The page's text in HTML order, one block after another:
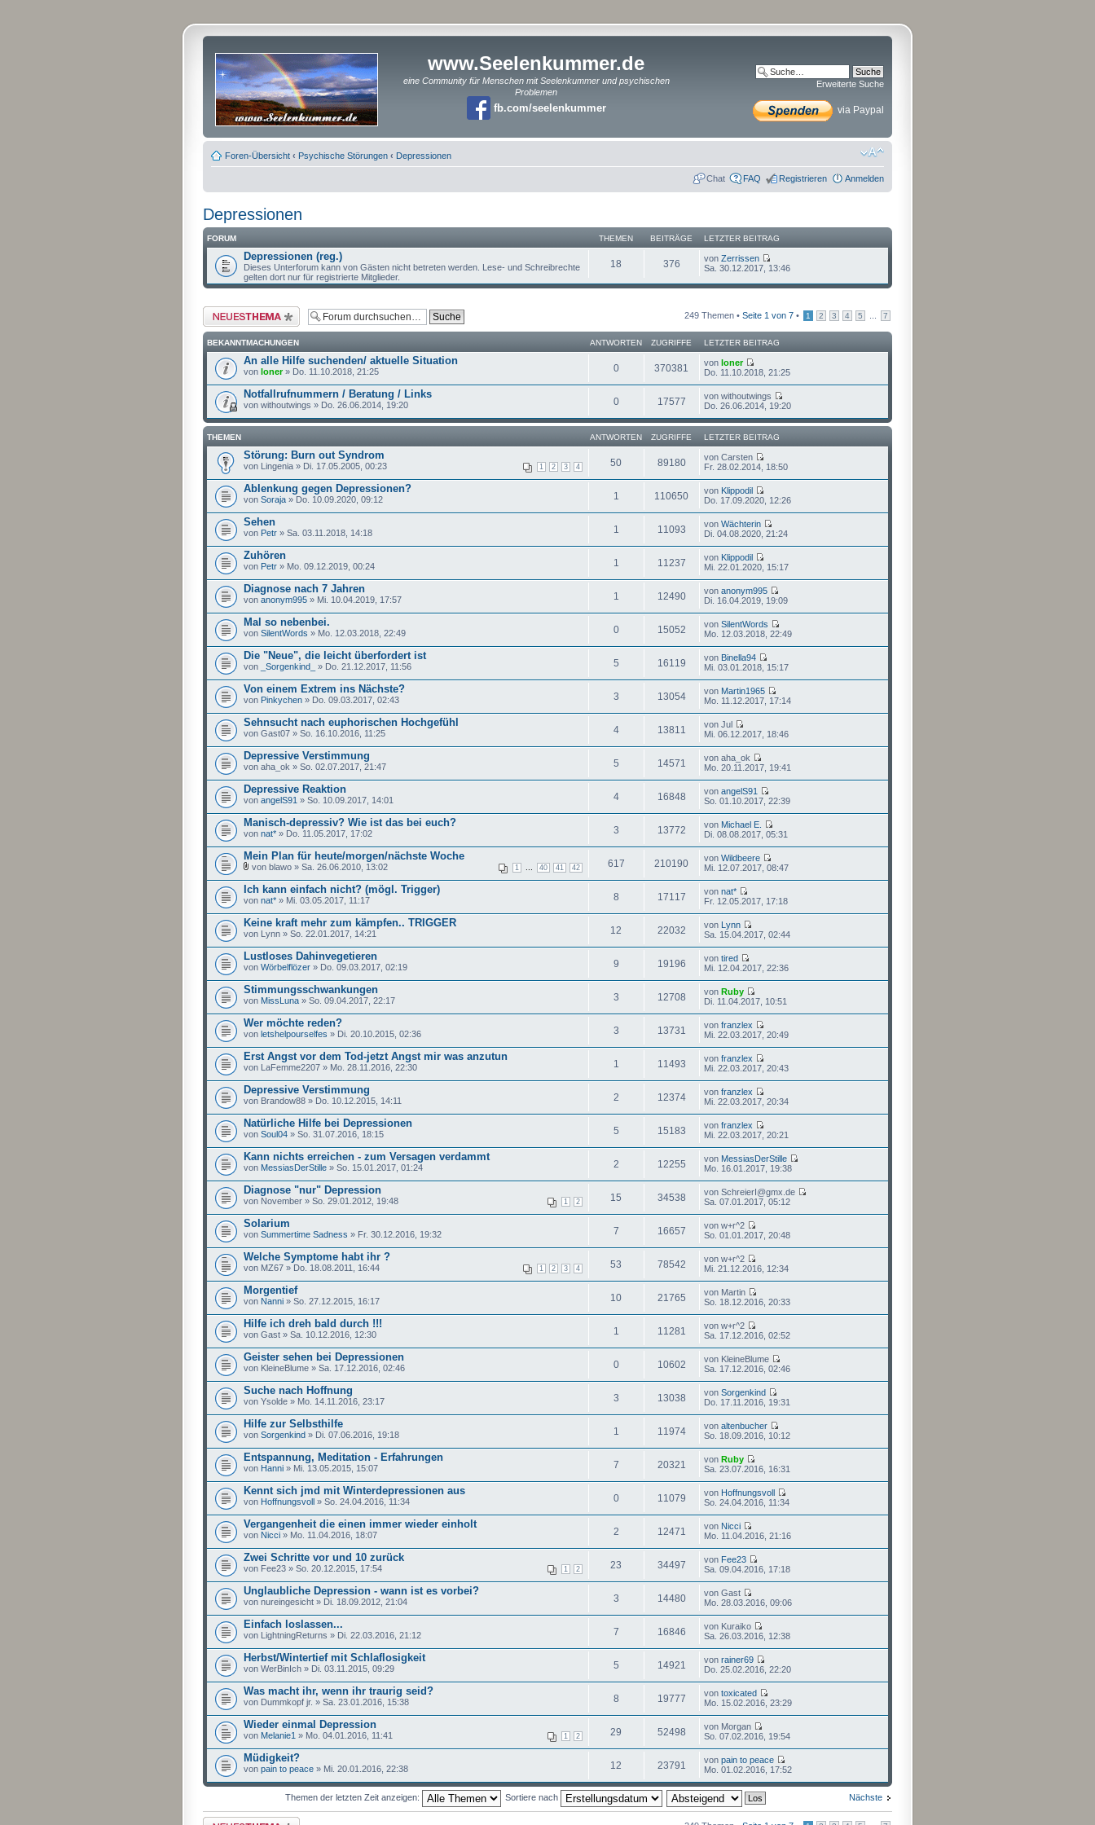
www.Seelenkummer.de
eine Community für Menschen mit Seelenkummer und psychischen
Problemen
fb.com/seelenkummer
Erweiterte Suche
via Paypal
Foren-Übersicht ‹ Psychische Störungen ‹ Depressionen
Chat FAQ Registrieren Anmelden
Depressionen
FORUM THEMEN BEITRÄGE LETZTER BEITRAG
Depressionen (reg.)
Dieses Unterforum kann von Gästen nicht betreten werden. Lese- und Schreibrechte
gelten dort nur für registrierte Mitglieder.
18 376 von Zerrissen
Sa. 30.12.2017, 13:46
Neues Thema erstellen 249 Themen • Seite 1 von 7 • 1 2 3 4 5 7
BEKANNTMACHUNGEN ANTWORTEN ZUGRIFFE LETZTER BEITRAG
An alle Hilfe suchenden/ aktuelle Situation
von loner» Do. 11.10.2018, 21:25 0 370381 von loner
Do. 11.10.2018, 21:25
Notfallrufnummern / Beratung / Links
von withoutwings » Do. 26.06.2014, 19:20 0 17577
von withoutwings
Do. 26.06.2014, 19:20
THEMEN ANTWORTEN ZUGRIFFE LETZTER BEITRAG
Störung: Burn out Syndrom
1 2 3 4
von Lingenia » Di. 17.05.2005, 00:23 50 89180
von Carsten
Fr. 28.02.2014, 18:50
Ablenkung gegen Depressionen?
von Soraja » Do. 10.09.2020, 09:12 1 110650 von Klippodil
Do. 17.09.2020, 12:26
Sehen
von Petr » Sa. 03.11.2018, 14:18 1 11093 von Wächterin
Di. 04.08.2020, 21:24
Zuhören
von Petr » Mo. 09.12.2019, 00:24 1 11237 von Klippodil
Mi. 22.01.2020, 15:17
Diagnose nach 7 Jahren
von anonym995 » Mi. 10.04.2019, 17:57 1 12490 von anonym995
Di. 16.04.2019, 19:09
Mal so nebenbei.
von SilentWords » Mo. 12.03.2018, 22:49 0 15052 von SilentWords
Mo. 12.03.2018, 22:49
Die "Neue", die leicht überfordert ist
von _Sorgenkind_ » Do. 21.12.2017, 11:56 5 16119 von Binella94
Mi. 03.01.2018, 15:17
Von einem Extrem ins Nächste?
von Pinkychen » Do. 09.03.2017, 02:43 3 13054 von Martin1965
Mo. 11.12.2017, 17:14
Sehnsucht nach euphorischen Hochgefühl
von Gast07 » So. 16.10.2016, 11:25 4 13811
von Jul
Mi. 06.12.2017, 18:46
Depressive Verstimmung
von aha_ok » So. 02.07.2017, 21:47 5 14571
von aha_ok
Mo. 20.11.2017, 19:41
Depressive Reaktion
von angelS91 » So. 10.09.2017, 14:01 4 16848 von angelS91
So. 01.10.2017, 22:39
Manisch-depressiv? Wie ist das bei euch?
von nat* » Do. 11.05.2017, 17:02 3 13772 von Michael E.
Di. 08.08.2017, 05:31
Mein Plan für heute/morgen/nächste Woche
1 40 41 42
von blawo » Sa. 26.06.2010, 13:02 617 210190 von Wildbeere
Mi. 12.07.2017, 08:47
Ich kann einfach nicht? (mögl. Trigger)
von nat* » Mi. 03.05.2017, 11:17 8 17117 von nat*
Fr. 12.05.2017, 17:18
Keine kraft mehr zum kämpfen.. TRIGGER
von Lynn » So. 22.01.2017, 14:21 12 22032 von Lynn
Sa. 15.04.2017, 02:44
Lustloses Dahinvegetieren
von Wörbelflözer » Do. 09.03.2017, 02:19 9 19196 von tired
Mi. 12.04.2017, 22:36
Stimmungsschwankungen
von MissLuna » So. 09.04.2017, 22:17 3 12708 von Ruby
Di. 11.04.2017, 10:51
Wer möchte reden?
von letshelpourselfes » Di. 20.10.2015, 02:36 3 13731 von franzlex
Mi. 22.03.2017, 20:49
Erst Angst vor dem Tod-jetzt Angst mir was anzutun
von LaFemme2207 » Mo. 28.11.2016, 22:30 1 11493 von franzlex
Mi. 22.03.2017, 20:43
Depressive Verstimmung
von Brandow88 » Do. 10.12.2015, 14:11 2 12374 von franzlex
Mi. 22.03.2017, 20:34
Natürliche Hilfe bei Depressionen
von Soul04 » So. 31.07.2016, 18:15 5 15183 von franzlex
Mi. 22.03.2017, 20:21
Kann nichts erreichen - zum Versagen verdammt
von MessiasDerStille » So. 15.01.2017, 01:24 2 12255 von MessiasDerStille
Mo. 16.01.2017, 19:38
Diagnose "nur" Depression
1 2
von November » So. 29.01.2012, 19:48 15 34538
von SchreierI@gmx.de
Sa. 07.01.2017, 05:12
Solarium
von Summertime Sadness » Fr. 30.12.2016, 19:32 7 16657
von w+r^2
So. 01.01.2017, 20:48
Welche Symptome habt ihr ?
1 2 3 4
von MZ67 » Do. 18.08.2011, 16:44 53 78542
von w+r^2
Mi. 21.12.2016, 12:34
Morgentief
von Nanni » So. 27.12.2015, 16:17 10 21765
von Martin
So. 18.12.2016, 20:33
Hilfe ich dreh bald durch !!!
von Gast » Sa. 10.12.2016, 12:30 1 11281
von w+r^2
Sa. 17.12.2016, 02:52
Geister sehen bei Depressionen
von KleineBlume » Sa. 17.12.2016, 02:46 0 10602
von KleineBlume
Sa. 17.12.2016, 02:46
Suche nach Hoffnung
von Ysolde » Mo. 14.11.2016, 23:17 3 13038 von Sorgenkind
Do. 17.11.2016, 19:31
Hilfe zur Selbsthilfe
von Sorgenkind » Di. 07.06.2016, 19:18 1 11974 von altenbucher
So. 18.09.2016, 10:12
Entspannung, Meditation - Erfahrungen
von Hanni » Mi. 13.05.2015, 15:07 7 20321 von Ruby
Sa. 23.07.2016, 16:31
Kennt sich jmd mit Winterdepressionen aus
von Hoffnungsvoll » So. 24.04.2016, 11:34 0 11079 von Hoffnungsvoll
So. 24.04.2016, 11:34
Vergangenheit die einen immer wieder einholt
von Nicci » Mo. 11.04.2016, 18:07 2 12471 von Nicci
Mo. 11.04.2016, 21:16
Zwei Schritte vor und 10 zurück
1 2
von Fee23 » So. 20.12.2015, 17:54 23 34497 von Fee23
Sa. 09.04.2016, 17:18
Unglaubliche Depression - wann ist es vorbei?
von nureingesicht » Di. 18.09.2012, 21:04 3 14480
von Gast
Mo. 28.03.2016, 09:06
Einfach loslassen...
von LightningReturns » Di. 22.03.2016, 21:12 7 16846
von Kuraiko
Sa. 26.03.2016, 12:38
Herbst/Wintertief mit Schlaflosigkeit
von WerBinIch » Di. 03.11.2015, 09:29 5 14921 von rainer69
Do. 25.02.2016, 22:20
Was macht ihr, wenn ihr traurig seid?
von Dummkopf jr. » Sa. 23.01.2016, 15:38 8 19777 von toxicated
Mo. 15.02.2016, 23:29
Wieder einmal Depression
1 2
von Melanie1 » Mo. 04.01.2016, 11:41 29 52498
von Morgan
So. 07.02.2016, 19:54
Müdigkeit?
von pain to peace » Mi. 20.01.2016, 22:38 12 23791 von pain to peace
Mo. 01.02.2016, 17:52
Nächste
Themen der letzten Zeit anzeigen: Sortiere nach
Neues Thema erstellen